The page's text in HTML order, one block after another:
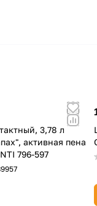
3,78 л
активная пена
796-597